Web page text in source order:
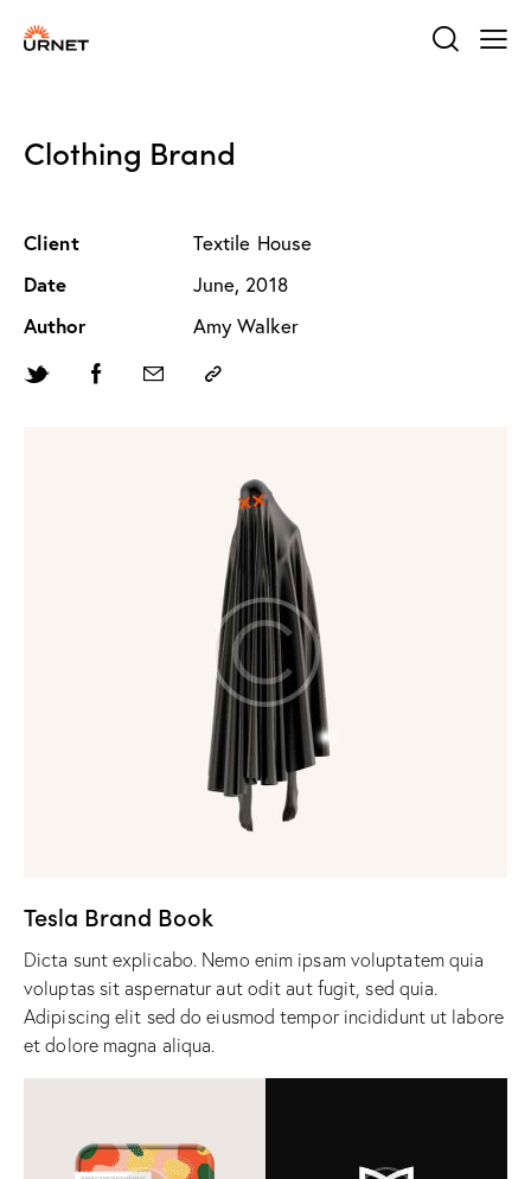
Clothing Brand
Client Textile House
Date June, 2018
Author Amy Walker
Tesla Brand Book
Dicta sunt explicabo. Nemo enim ipsam voluptatem quia
voluptas sit aspernatur aut odit aut fugit, sed quia.
Adipiscing elit sed do eiusmod tempor incididunt ut labore
et dolore magna aliqua.